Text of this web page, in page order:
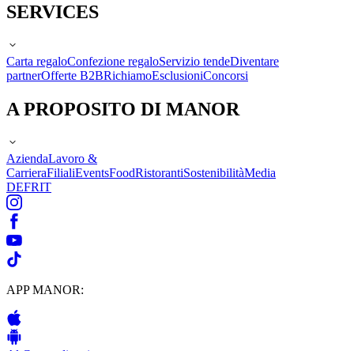
SERVICES
Carta regaloConfezione regaloServizio tendeDiventare
partnerOfferte B2BRichiamoEsclusioniConcorsi
A PROPOSITO DI MANOR
AziendaLavoro &
CarrieraFilialiEventsFoodRistorantiSostenibilitàMedia
DEFRIT
APP MANOR: